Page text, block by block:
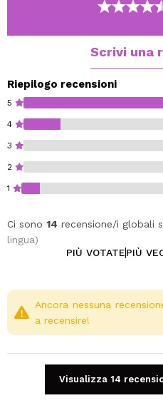
99% di origine naturale.
Scrivi una
Riepilogo recensioni
5
4
3
2
1
Ci sono 14 recensione/i globali
lingua)
PIÙ VOTATEPIÙ
Ancora nessuna
a recensire!
Visualizza 14